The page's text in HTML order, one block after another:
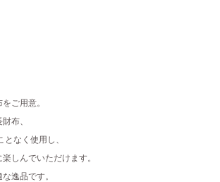
ご用意。
布、
なく使用し、
しんでいただけます。
逸品です。